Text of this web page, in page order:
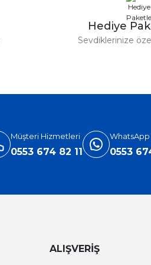
Hediye
Sevdiklerinize
Müşteri Hizmetleri
0553 674 82 11
WhatsApp
0553
ALIŞVERİŞ